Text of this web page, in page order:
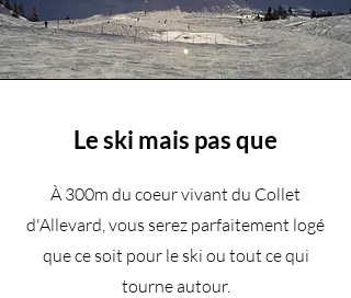
Le ski mais pas que
À 300m du coeur vivant du Collet
d'Allevard, vous serez parfaitement logé
que ce soit pour le ski ou tout ce qui
tourne autour.